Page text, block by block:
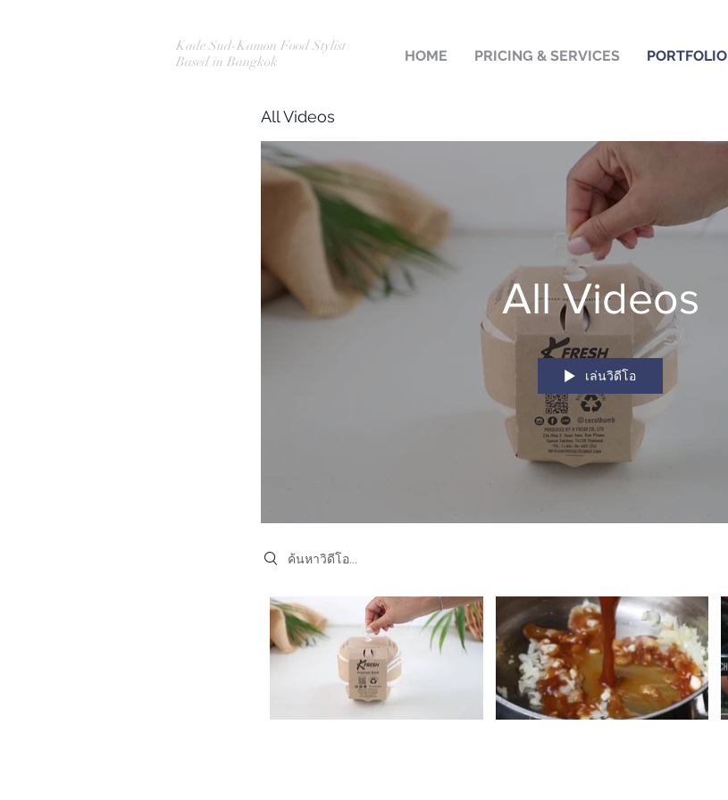
Kade Sud-Kamon Food Stylist
Based in Bangkok
HOME PRICING & SERVICES PORTFOLIO
All Videos
All Videos
เล่นวิดีโอ
Search videos